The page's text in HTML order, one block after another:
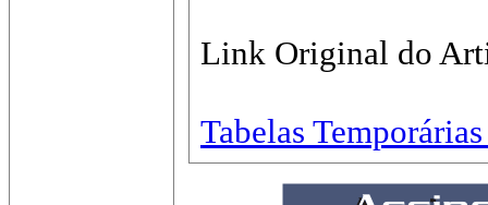
Link Original do
Tabelas